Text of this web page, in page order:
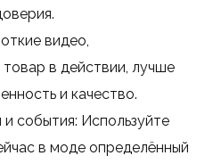
видео,
в действии, лучше
и качество.
события: Используйте
в моде определённый